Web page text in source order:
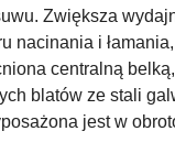
Zwiększa
nacinania i łamania,
centralną
blatów ze stali
jest w